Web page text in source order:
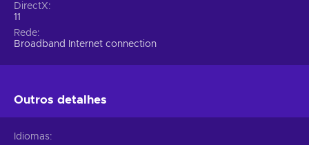
DirectX
11
Rede
Broadband Internet connection
Outros detalhes
Idiomas